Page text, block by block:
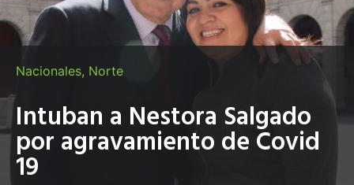
Nacionales, Norte
Intuban a Nestora Salgado
por agravamiento de Covid
19